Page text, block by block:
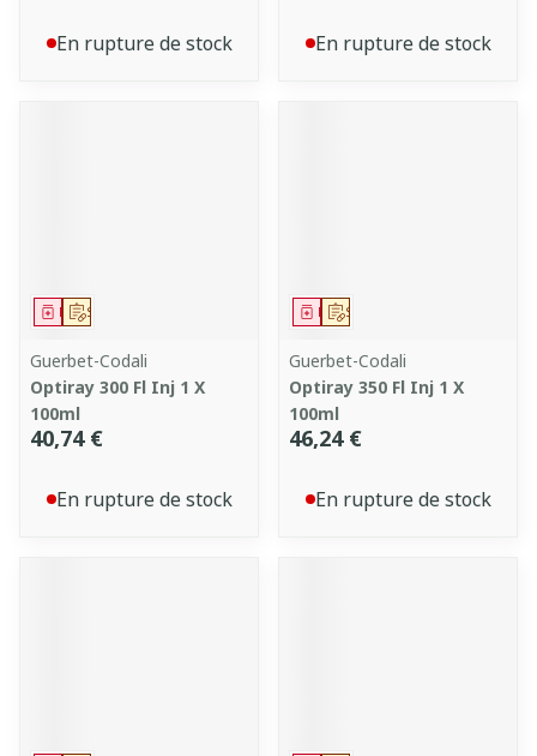
En rupture de stock En rupture de stock
Sur prescription
Médicament
Guerbet-Codali
Optiray 300 Fl Inj 1 X
100ml
40,74 €
En rupture de stock
Sur prescription
Médicament
Guerbet-Codali
Optiray 350 Fl Inj 1 X
100ml
46,24 €
En rupture de stock